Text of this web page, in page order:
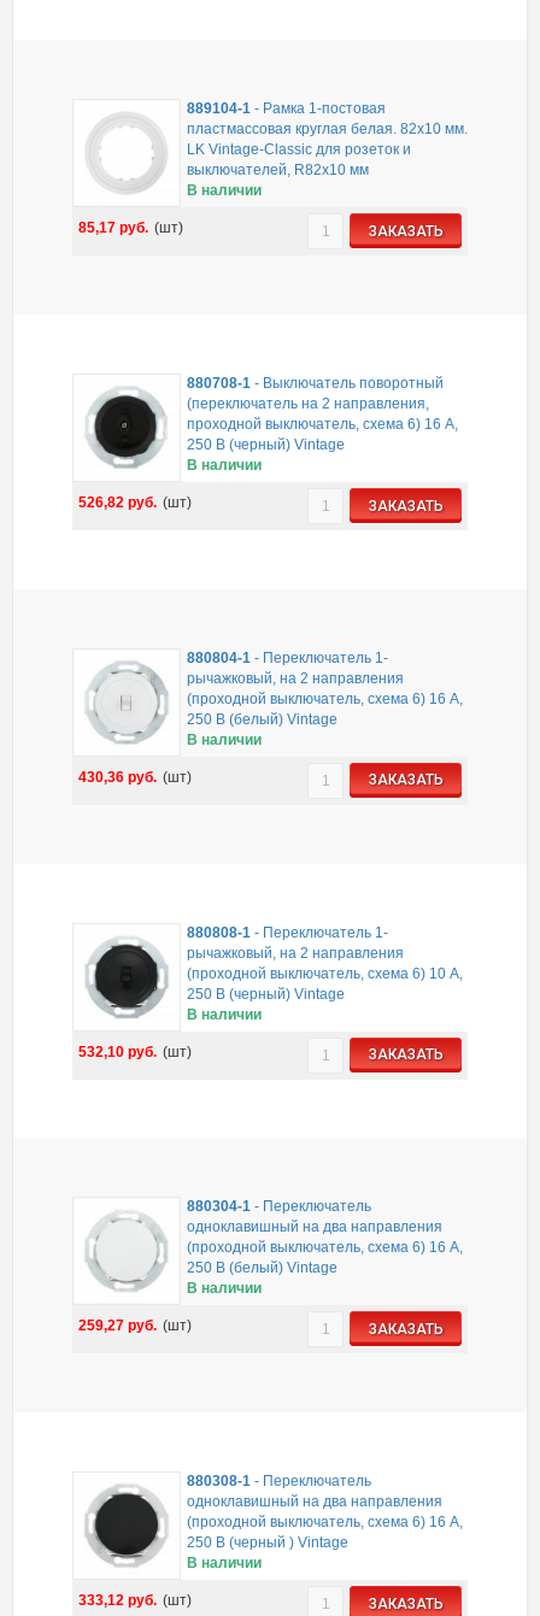
889104-1- Рамка 1-постовая
пластмассовая круглая белая. 82х10 мм.
LK Vintage-Classic для розеток и
выключателей, R82х10 мм
В наличии
85,17 руб. (шт) ЗАКАЗАТЬ
880708-1- Выключатель поворотный
(переключатель на 2 направления,
проходной выключатель, схема 6) 16 A,
250 B (черный) Vintage
В наличии
526,82 руб. (шт) ЗАКАЗАТЬ
880804-1- Переключатель 1-
рычажковый, на 2 направления
(проходной выключатель, схема 6) 16 A,
250 B (белый) Vintage
В наличии
430,36 руб. (шт) ЗАКАЗАТЬ
880808-1 - Переключатель 1-
рычажковый, на 2 направления
(проходной выключатель, схема 6) 10 A,
250 B (черный) Vintage
В наличии
532,10 руб. (шт) ЗАКАЗАТЬ
880304-1- Переключатель
одноклавишный на два направления
(проходной выключатель, схема 6) 16 A,
250 B (белый) Vintage
В наличии
259,27 руб. (шт) ЗАКАЗАТЬ
880308-1- Переключатель
одноклавишный на два направления
(проходной выключатель, схема 6) 16 A,
250 B (черный ) Vintage
В наличии
333,12 руб. (шт) ЗАКАЗАТЬ